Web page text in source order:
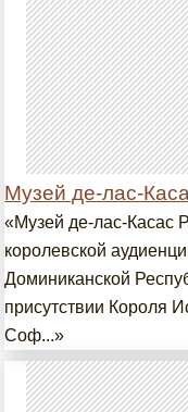
Музей де-лас-
«Музей де-лас-Касас
королевской
Доминиканской
присутствии Короля
Соф...»